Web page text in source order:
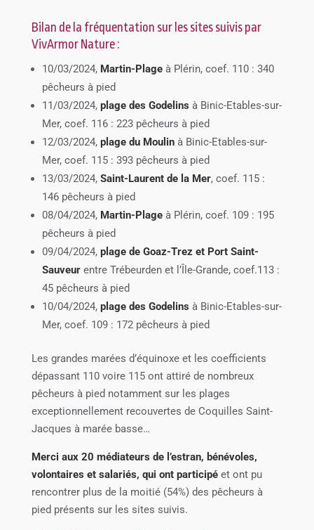
Bilan de la fréquentation sur les sites suivis par
VivArmor Nature :
10/03/2024, Martin-Plageà Plérin, coef. 110 : 340
pêcheurs à pied
11/03/2024, plage des Godelins à Binic-Etables-sur-
Mer, coef. 116 : 223 pêcheurs à pied
12/03/2024, plage du Moulinà Binic-Etables-sur-
Mer, coef. 115 : 393 pêcheurs à pied
13/03/2024, Saint-Laurent de la Mer, coef. 115 :
146 pêcheurs à pied
08/04/2024, Martin-Plageà Plérin, coef. 109 : 195
pêcheurs à pied
09/04/2024, plage de Goaz-Trez et Port Saint-
Sauveurentre Trébeurden et l’Île-Grande, coef.113 :
45 pêcheurs à pied
10/04/2024, plage des Godelins à Binic-Etables-sur-
Mer, coef. 109 : 172 pêcheurs à pied
Les grandes marées d’équinoxe et les coefficients
dépassant 110 voire 115 ont attiré de nombreux
pêcheurs à pied notamment sur les plages
exceptionnellement recouvertes de Coquilles Saint-
Jacques à marée basse…
Merci aux 20 médiateurs de l’estran, bénévoles,
volontaires et salariés, qui ont participé et ont pu
rencontrer plus de la moitié (54%) des pêcheurs à
pied présents sur les sites suivis.